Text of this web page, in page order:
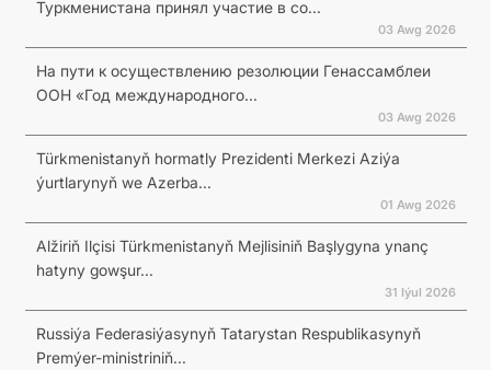
Туркменистана принял участие в со...
03 Awg 2026
На пути к осуществлению резолюции Генассамблеи
ООН «Год международного...
03 Awg 2026
Türkmenistanyň hormatly Prezidenti Merkezi Aziýa
ýurtlarynyň we Azerba...
01 Awg 2026
Alžiriň Ilçisi Türkmenistanyň Mejlisiniň Başlygyna ynanç
hatyny gowşur...
31 Iýul 2026
Russiýa Federasiýasynyň Tatarystan Respublikasynyň
Premýer-ministriniň...